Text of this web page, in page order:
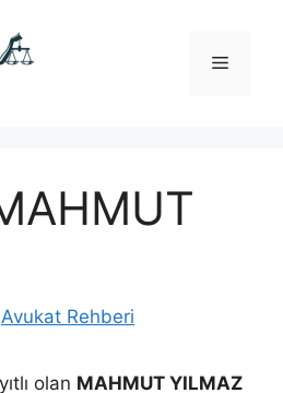
Menü
Avukat Rehberi
olan MAHMUT YILMAZ